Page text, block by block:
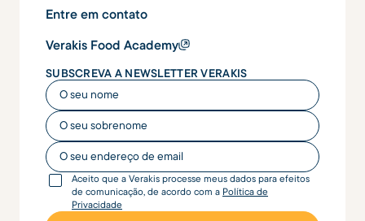
Entre em contato
Verakis Food Academy
SUBSCREVA A NEWSLETTER VERAKIS
O seu nome
O seu nome
O seu endereço de email
Aceito que a Verakis processe meus dados para efeitos
de comunicação, de acordo com a Política de
Privacidade